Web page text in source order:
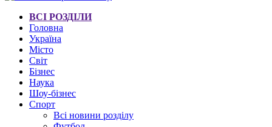
ВСІ РОЗДІЛИ
Головна
Україна
Місто
Світ
Бізнес
Наука
Шоу-бізнес
Спорт
Всі новини розділу